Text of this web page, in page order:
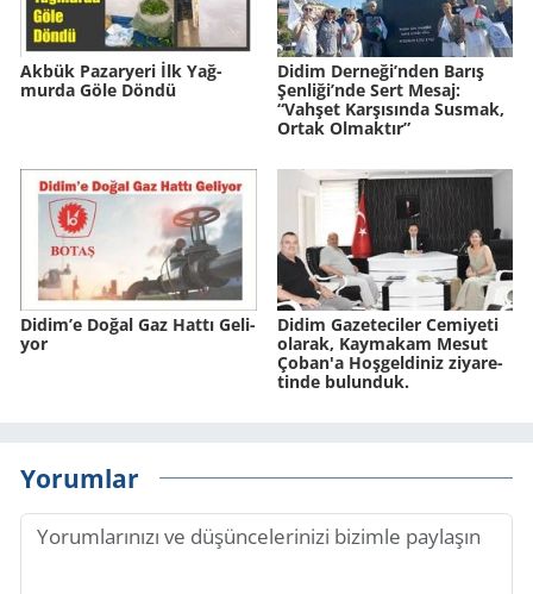
Akbük Pa­zar­ye­ri İlk Yağ­
mur­da Göle Döndü
Didim Derneği’nden Barış
Şenliği’nde Sert Mesaj:
“Vahşet Karşısında Susmak,
Ortak Olmaktır”
Didim’e Doğal Gaz Hattı Ge­li­
yor
Didim Ga­ze­te­ci­ler Ce­mi­ye­ti
ola­rak, Kay­ma­kam Mesut
Çoban'a Hoş­gel­di­niz zi­ya­re­
tin­de bulunduk.
Yorumlar